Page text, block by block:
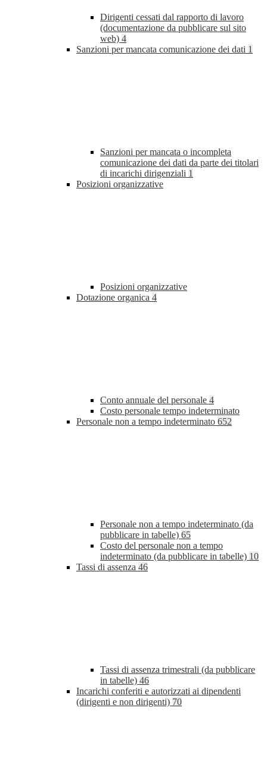
Dirigenti cessati dal rapporto di lavoro
(documentazione da pubblicare sul sito
web) 4
Sanzioni per mancata comunicazione dei dati 1
Sanzioni per mancata o incompleta
comunicazione dei dati da parte dei titolari
di incarichi dirigenziali 1
Posizioni organizzative
Posizioni organizzative
Dotazione organica 4
Conto annuale del personale 4
Costo personale tempo indeterminato
Personale non a tempo indeterminato 652
Personale non a tempo indeterminato (da
pubblicare in tabelle) 65
Costo del personale non a tempo
indeterminato (da pubblicare in tabelle) 10
Tassi di assenza 46
Tassi di assenza trimestrali (da pubblicare
in tabelle) 46
Incarichi conferiti e autorizzati ai dipendenti
(dirigenti e non dirigenti) 70